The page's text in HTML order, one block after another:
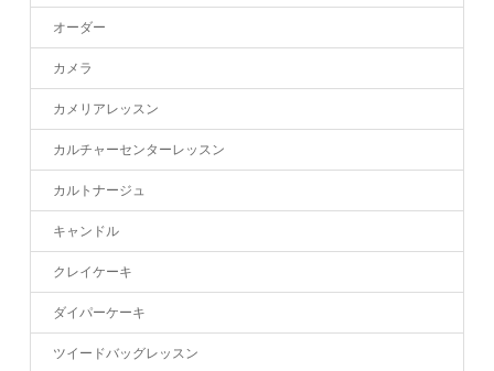
オーダー
カメラ
カメリアレッスン
カルチャーセンターレッスン
カルトナージュ
キャンドル
クレイケーキ
ダイパーケーキ
ツイードバッグレッスン